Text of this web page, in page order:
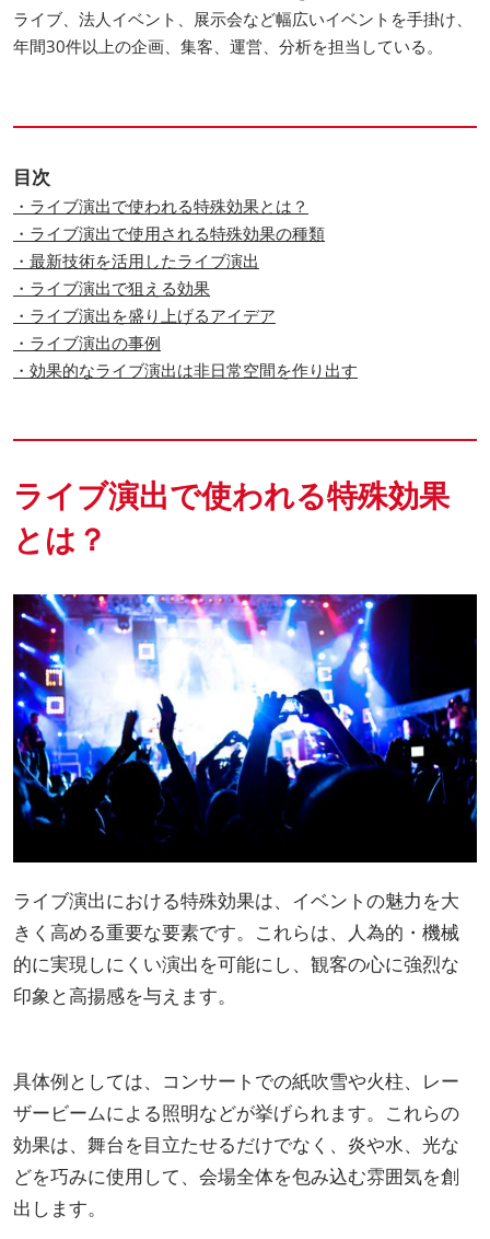
ライブ、法人イベント、展示会など幅広いイベントを手掛け、
年間30件以上の企画、集客、運営、分析を担当している。
目次
・ライブ演出で使われる特殊効果とは？
・ライブ演出で使用される特殊効果の種類
・最新技術を活用したライブ演出
・ライブ演出で狙える効果
・ライブ演出を盛り上げるアイデア
・ライブ演出の事例
・効果的なライブ演出は非日常空間を作り出す
ライブ演出で使われる特殊効果
とは？
ライブ演出における特殊効果は、イベントの魅力を大
きく高める重要な要素です。これらは、人為的・機械
的に実現しにくい演出を可能にし、観客の心に強烈な
印象と高揚感を与えます。
具体例としては、コンサートでの紙吹雪や火柱、レー
ザービームによる照明などが挙げられます。これらの
効果は、舞台を目立たせるだけでなく、炎や水、光な
どを巧みに使用して、会場全体を包み込む雰囲気を創
出します。